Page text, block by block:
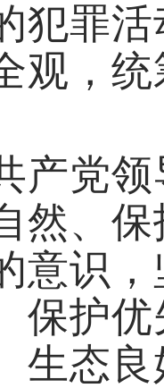
犯罪
观，
党领
然、
意识
保护
生态